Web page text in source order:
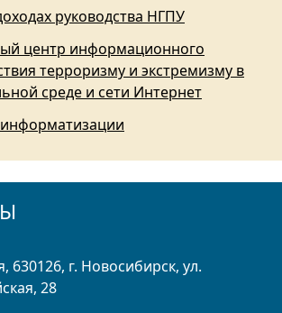
руководства НГПУ
центр информационного
терроризму и экстремизму в
среде и сети Интернет
630126, г. Новосибирск, ул.
28